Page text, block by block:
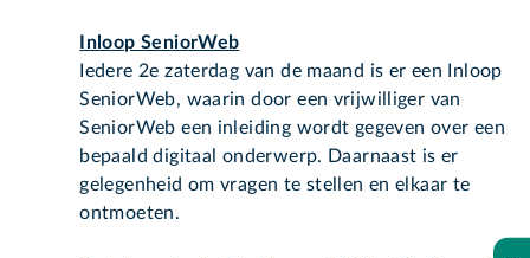
Inloop SeniorWeb
Iedere 2e zaterdag van de maand is er een Inloop
SeniorWeb, waarin door een vrijwilliger van
SeniorWeb een inleiding wordt gegeven over een
bepaald digitaal onderwerp. Daarnaast is er
gelegenheid om vragen te stellen en elkaar te
ontmoeten.